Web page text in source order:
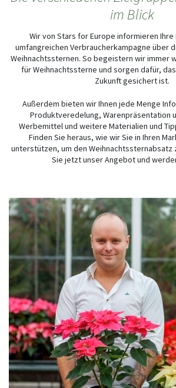
im Blick
Wir von Stars for Europe informieren Ihre
umfangreichen Verbraucherkampagne über
Weihnachtssternen. So begeistern wir immer
für Weihnachtssterne und sorgen dafür,
Zukunft gesichert ist.
Außerdem bieten wir Ihnen jede Menge
Produktveredelung, Warenpräsentation
Werbemittel und weitere Materialien und
Finden Sie heraus, wie wir Sie in Ihren
unterstützen, um den Weihnachtssternabsatz
Sie jetzt unser Angebot und